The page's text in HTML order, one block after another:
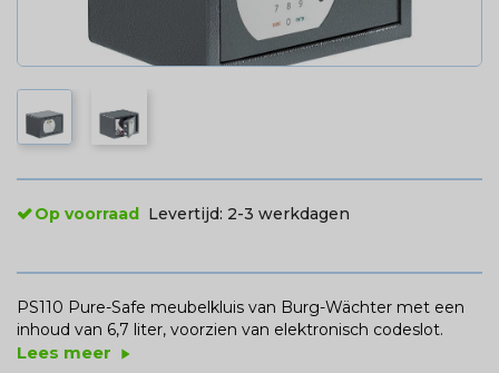
Op voorraad Levertijd: 2-3 werkdagen
PS110 Pure-Safe meubelkluis van Burg-Wächter met een
inhoud van 6,7 liter, voorzien van elektronisch codeslot.
Lees meer play_arrow